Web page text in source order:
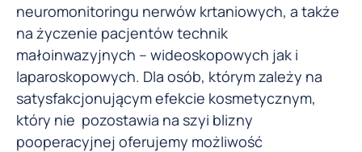
neuromonitoringu nerwów krtaniowych, a także
na życzenie pacjentów technik
małoinwazyjnych – wideoskopowych jak i
laparoskopowych. Dla osób, którym zależy na
satysfakcjonującym efekcie kosmetycznym,
który nie pozostawia na szyi blizny
pooperacyjnej oferujemy możliwość